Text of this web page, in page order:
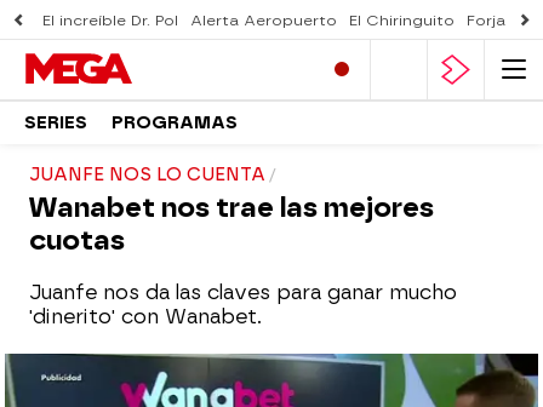
El increíble Dr. Pol Alerta Aeropuerto El Chiringuito Forjado
SERIES PROGRAMAS
JUANFE NOS LO CUENTA
Wanabet nos trae las mejores
cuotas
Juanfe nos da las claves para ganar mucho
'dinerito' con Wanabet.